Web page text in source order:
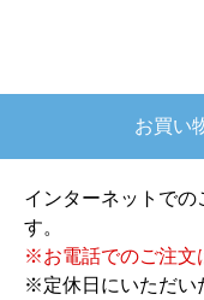
お買い
インターネットでの
す。
※お電話でのご注文
※定休日にいただい